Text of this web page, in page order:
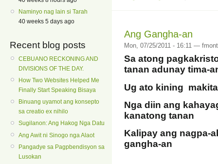
Naminyo nag lain si Tarah
40 weeks 5 days ago
Recent blog posts
CEBUANO RECKONING AND
DIVISIONS OF THE DAY.
How Two Websites Helped Me
Finally Start Speaking Bisaya
Binuang uyamot ang konsepto
sa creatio ex nihilo
Sugilanon: Ang Hakog Nga Datu
Ang Awit ni Sinogo nga Alaot
Pangadye sa Pagpbendisyon sa
Lusokan
Ang Gangha-an
Mon, 07/25/2011 - 16:11 —
Sa atong
tanan adunay tima-
Ug ato kining
Nga diin ang
kanatong tanan
Kalipay ang nagpa-
gangha-an